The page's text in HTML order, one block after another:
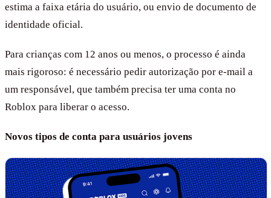
estima a faixa etária do usuário, ou envio de documento de
identidade oficial.
Para crianças com 12 anos ou menos, o processo é ainda
mais rigoroso: é necessário pedir autorização por e-mail a
um responsável, que também precisa ter uma conta no
Roblox para liberar o acesso.
Novos tipos de conta para usuários jovens